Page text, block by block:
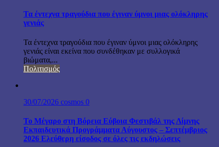
Τα έντεχνα τραγούδια που έγιναν ύμνοι μιας ολόκληρης
γενιάς
Τα έντεχνα τραγούδια που έγιναν ύμνοι μιας ολόκληρης
γενιάς είναι εκείνα που συνδέθηκαν με συλλογικά
βιώματα,...
Πολιτισμός
30/07/2026 cosmos 0
Το Μέγαρο στη Βόρεια Εύβοια Φεστιβάλ της Λίμνης
Εκπαιδευτικά Προγράμματα Αύγουστος – Σεπτέμβριος
2026 Ελεύθερη είσοδος σε όλες τις εκδηλώσεις